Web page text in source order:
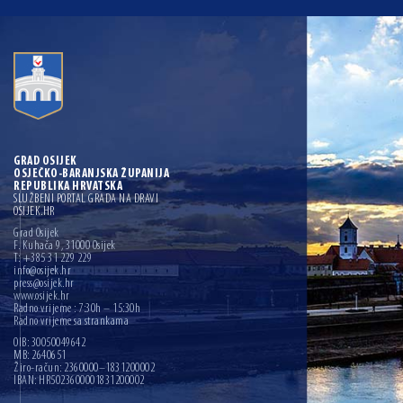
GRAD OSIJEK
OSJEČKO-BARANJSKA ŽUPANIJA
REPUBLIKA HRVATSKA
SLUŽBENI PORTAL GRADA NA DRAVI
OSIJEK.HR
Grad Osijek
F. Kuhača 9, 31000 Osijek
T: +385 31 229 229
info@osijek.hr
press@osijek.hr
www.osijek.hr
Radno vrijeme : 7:30h – 15:30h
Radno vrijeme sa strankama
OIB: 30050049642
MB: 2640651
Žiro-račun: 2360000–1831200002
IBAN: HR5023600001831200002